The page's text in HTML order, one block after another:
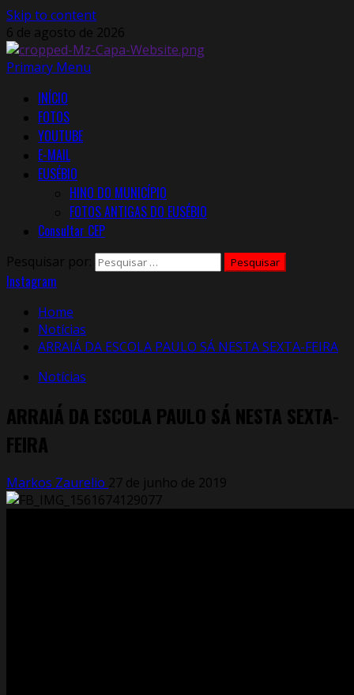
Skip to content
6 de agosto de 2026
Primary Menu
INÍCIO
FOTOS
YOUTUBE
E-MAIL
EUSÉBIO
HINO DO MUNICÍPIO
FOTOS ANTIGAS DO EUSÉBIO
Consultar CEP
Pesquisar por:
Instagram
Home
Notícias
ARRAIÁ DA ESCOLA PAULO SÁ NESTA SEXTA-FEIRA
Notícias
ARRAIÁ DA ESCOLA PAULO SÁ NESTA SEXTA-
FEIRA
Markos Zaurelio 27 de junho de 2019